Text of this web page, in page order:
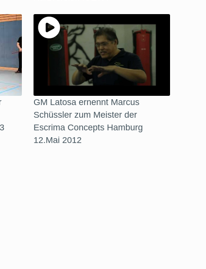
GM Latosa ernennt Marcus
Schüssler zum Meister der
Escrima Concepts Hamburg
12.Mai 2012